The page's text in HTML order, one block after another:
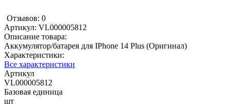
Отзывов: 0
Артикул: VL000005812
Описание товара:
Аккумулятор/батарея для IPhone 14 Plus (Оригинал)
Характеристики:
Все характеристики
Артикул
VL000005812
Базовая единица
шт